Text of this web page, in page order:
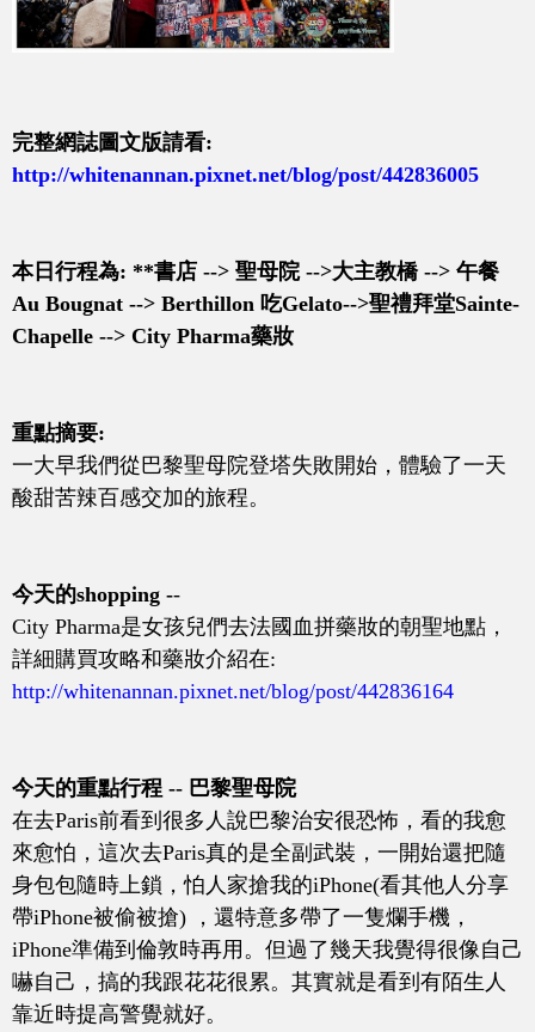
完整網誌圖文版請看:
http://whitenannan.pixnet.net/blog/post/442836005
本日行程為: **書店 --> 聖母院 -->大主教橋 --> 午餐
Au Bougnat --> Berthillon 吃Gelato-->聖禮拜堂Sainte-
Chapelle --> City Pharma藥妝
重點摘要:
一大早我們從巴黎聖母院登塔失敗開始，體驗了一天
酸甜苦辣百感交加的旅程。
今天的shopping --
City Pharma是女孩兒們去法國血拼藥妝的朝聖地點，
詳細購買攻略和藥妝介紹在:
http://whitenannan.pixnet.net/blog/post/442836164
今天的重點行程 -- 巴黎聖母院
在去Paris前看到很多人說巴黎治安很恐怖，看的我愈
來愈怕，這次去Paris真的是全副武裝，一開始還把隨
身包包隨時上鎖，怕人家搶我的iPhone(看其他人分享
帶iPhone被偷被搶) ，還特意多帶了一隻爛手機，
iPhone準備到倫敦時再用。但過了幾天我覺得很像自己
嚇自己，搞的我跟花花很累。其實就是看到有陌生人
靠近時提高警覺就好。